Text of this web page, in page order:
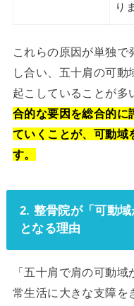
り
これらの原因が単独で
し合い、五十肩の可動
起こしていることが多
合的な要因を総合的に
ていくことが、可動域
す。
2. 整骨院が「可動
となる理由
「五十肩で肩の可動
常生活に大きな支障を